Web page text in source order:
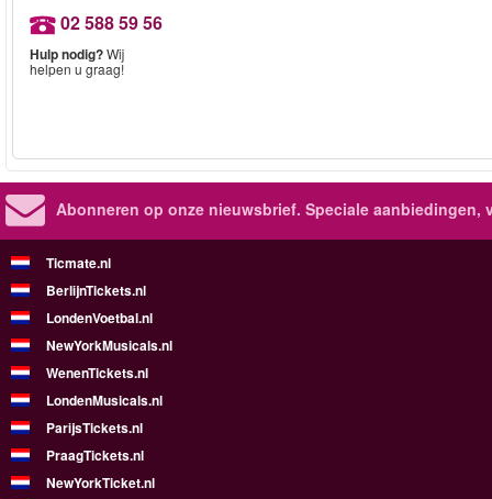
02 588 59 56
Hulp nodig?Wij
helpen u graag!
Abonneren op onze nieuwsbrief. Speciale aanbiedingen,
Ticmate.nl
BerlijnTickets.nl
LondenVoetbal.nl
NewYorkMusicals.nl
WenenTickets.nl
LondenMusicals.nl
ParijsTickets.nl
PraagTickets.nl
NewYorkTicket.nl